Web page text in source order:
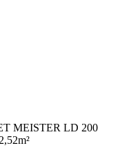
MEISTER LD 200